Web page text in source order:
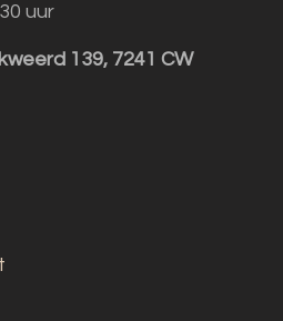
uur
139, 7241 CW